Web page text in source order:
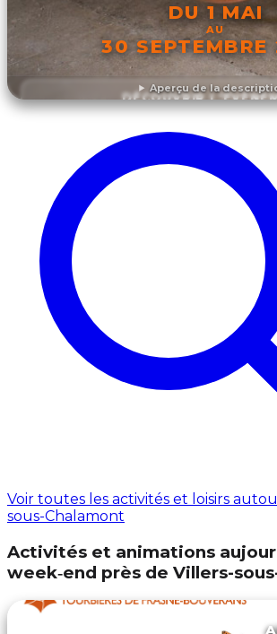
Aperçu de la
DU 1 MAI
AU
30 SEPTEMBRE
DÉCOUVRIR
Voir toutes les activités et loisirs
sous-Chalamont
Activités et animations
week‑end près de Villers-